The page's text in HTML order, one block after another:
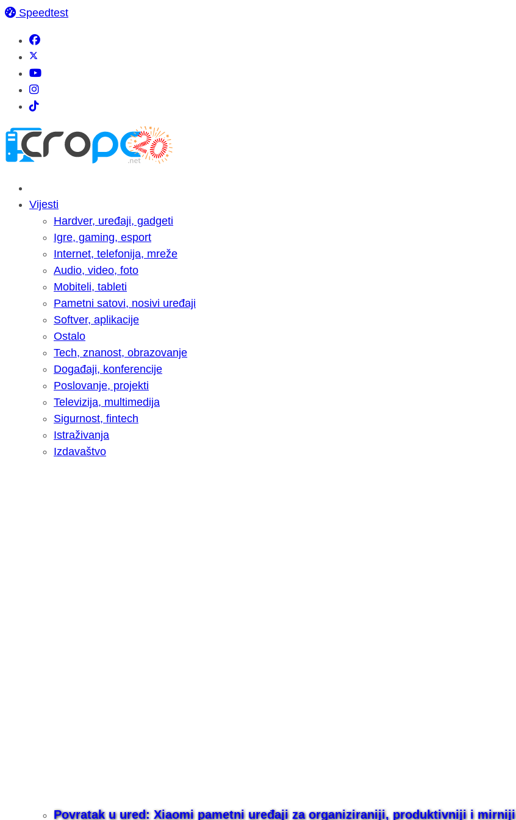
Speedtest
Vijesti
Hardver, uređaji, gadgeti
Igre, gaming, esport
Internet, telefonija, mreže
Audio, video, foto
Mobiteli, tableti
Pametni satovi, nosivi uređaji
Softver, aplikacije
Ostalo
Tech, znanost, obrazovanje
Događaji, konferencije
Poslovanje, projekti
Televizija, multimedija
Sigurnost, fintech
Istraživanja
Izdavaštvo
Povratak u ured: Xiaomi pametni uređaji za organiziraniji, produktivniji i mirniji